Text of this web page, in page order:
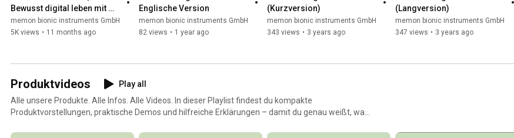
Bewusst digital leben mit
Leichtigkeit
memon bionic instruments GmbH
5K views • 11 months ago
Englische Version
memon bionic instruments GmbH
82 views • 1 year ago
(Kurzversion)
memon bionic instruments GmbH
343 views • 3 years ago
(Langversion)
memon bionic instruments GmbH
347 views • 3 years ago
Produktvideos
Play all
Alle unsere Produkte. Alle Infos. Alle Videos. In dieser Playlist findest du kompakte
Produktvorstellungen, praktische Demos und hilfreiche Erklärungen – damit du genau weißt, was